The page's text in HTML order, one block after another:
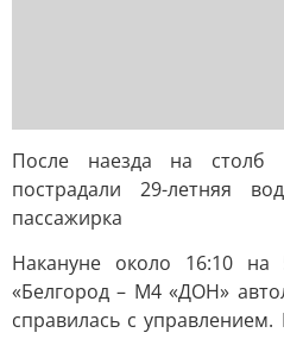
После наезда на столб
пострадали 29-летняя
пассажирка
Накануне около 16:10 на
«Белгород – М4 «ДОН»
справилась с